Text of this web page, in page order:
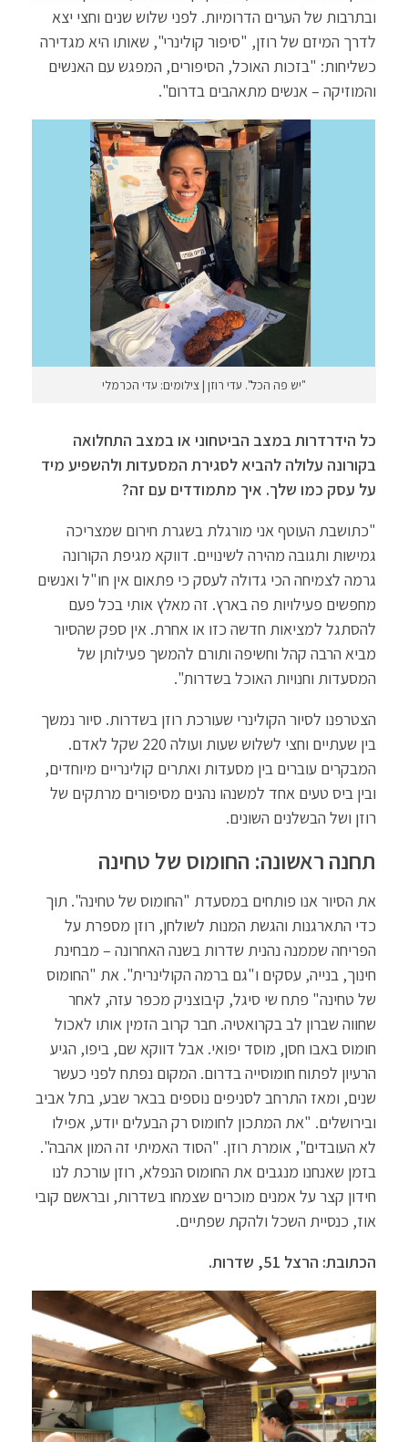
ובתרבות של הערים הדרומיות. לפני שלוש שנים וחצי יצא
לדרך המיזם של רוזן, "סיפור קולינרי", שאותו היא מגדירה
כשליחות: "בזכות האוכל, הסיפורים, המפגש עם האנשים
והמוזיקה – אנשים מתאהבים בדרום".
"יש פה הכל". עדי רוזן | צילומים: עדי הכרמלי
כל הידרדרות במצב הביטחוני או במצב התחלואה
בקורונה עלולה להביא לסגירת המסעדות ולהשפיע מיד
על עסק כמו שלך. איך מתמודדים עם זה?
"כתושבת העוטף אני מורגלת בשגרת חירום שמצריכה
גמישות ותגובה מהירה לשינויים. דווקא מגיפת הקורונה
גרמה לצמיחה הכי גדולה לעסק כי פתאום אין חו"ל ואנשים
מחפשים פעילויות פה בארץ. זה מאלץ אותי בכל פעם
להסתגל למציאות חדשה כזו או אחרת. אין ספק שהסיור
מביא הרבה קהל וחשיפה ותורם להמשך פעילותן של
המסעדות וחנויות האוכל בשדרות".
הצטרפנו לסיור הקולינרי שעורכת רוזן בשדרות. סיור נמשך
בין שעתיים וחצי לשלוש שעות ועולה 220 שקל לאדם.
המבקרים עוברים בין מסעדות ואתרים קולינריים מיוחדים,
ובין ביס טעים אחד למשנהו נהנים מסיפורים מרתקים של
רוזן ושל הבשלנים השונים.
תחנה ראשונה: החומוס של טחינה
את הסיור אנו פותחים במסעדת "החומוס של טחינה". תוך
כדי התארגנות והגשת המנות לשולחן, רוזן מספרת על
הפריחה שממנה נהנית שדרות בשנה האחרונה – מבחינת
חינוך, בנייה, עסקים ו"גם ברמה הקולינרית". את "החומוס
של טחינה" פתח שי סיגל, קיבוצניק מכפר עזה, לאחר
שחווה שברון לב בקרואטיה. חבר קרוב הזמין אותו לאכול
חומוס באבו חסן, מוסד יפואי. אבל דווקא שם, ביפו, הגיע
הרעיון לפתוח חומוסייה בדרום. המקום נפתח לפני כעשר
שנים, ומאז התרחב לסניפים נוספים בבאר שבע, בתל אביב
ובירושלים. "את המתכון לחומוס רק הבעלים יודע, אפילו
לא העובדים", אומרת רוזן. "הסוד האמיתי זה המון אהבה".
בזמן שאנחנו מנגבים את החומוס הנפלא, רוזן עורכת לנו
חידון קצר על אמנים מוכרים שצמחו בשדרות, ובראשם קובי
אוז, כנסיית השכל ולהקת שפתיים.
הכתובת: הרצל 51, שדרות.